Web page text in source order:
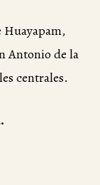
Huayapam,
Antonio de la
centrales.